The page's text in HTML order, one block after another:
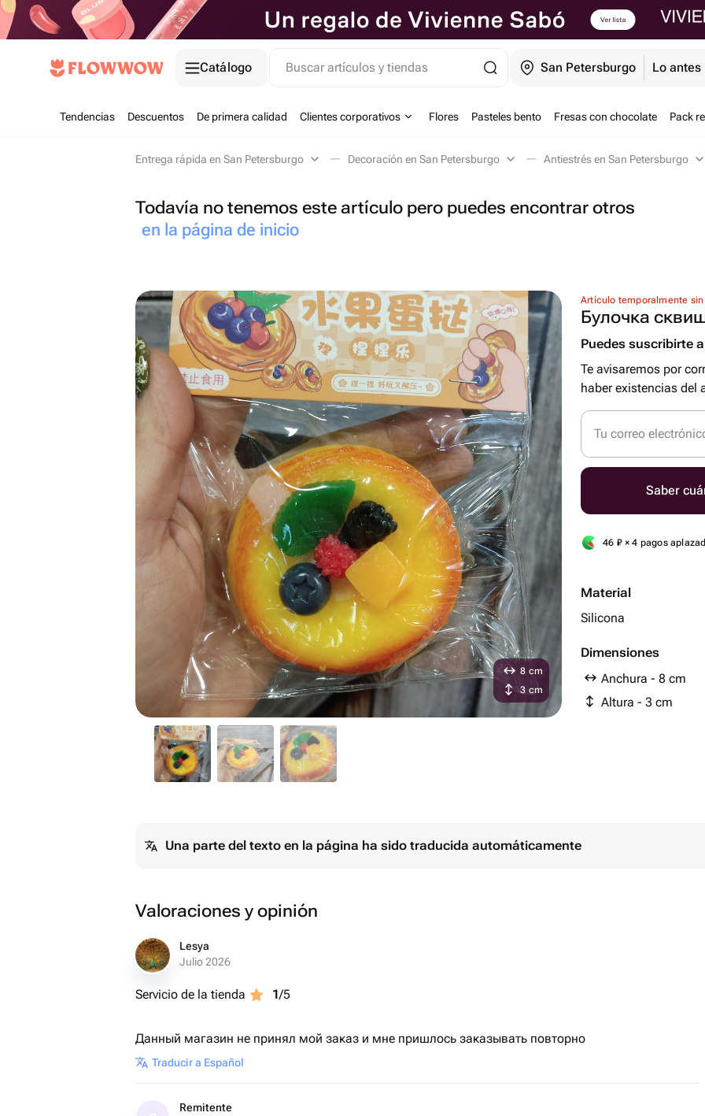
Catálogo Buscar artículos y tiendas San Petersburgo Lo antes
Tendencias Descuentos De primera calidad Clientes corporativos Flores Pasteles bento Fresas con chocolate Pack
Entrega rápida en San Petersburgo Decoración en San Petersburgo Antiestrés en San Petersburgo
Todavía no tenemos este artículo pero puedes encontrar otros
en la página de inicio
Artículo temporalmente
Булочка
Puedes suscribirte
Te avisaremos por
haber existencias del
Tu correo
Saber
46 ₽× 4 pagos
Material
Silicona
Dimensiones
Anchura - 8 cm
Altura - 3 cm
8 cm
3 cm
Una parte del texto en la página ha sido traducida automáticamente
Valoraciones y opinión
Lesya
Julio 2026
Servicio de la tienda 1/5
Данный магазин не принял мой заказ и мне пришлось заказывать повторно
Traducir a Español
Remitente